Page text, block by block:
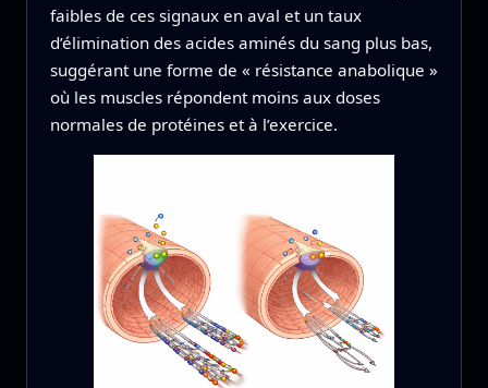
faibles de ces signaux en aval et un taux
d’élimination des acides aminés du sang plus bas,
suggérant une forme de « résistance anabolique »
où les muscles répondent moins aux doses
normales de protéines et à l’exercice.